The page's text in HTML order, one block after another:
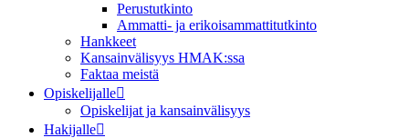
Perustutkinto
Ammatti- ja erikoisammattitutkinto
Hankkeet
Kansainvälisyys HMAK:ssa
Faktaa meistä
Opiskelijalle
Opiskelijat ja kansainvälisyys
Hakijalle